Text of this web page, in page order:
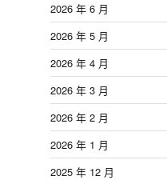
2026 年 6 月
2026 年 5 月
2026 年 4 月
2026 年 3 月
2026 年 2 月
2026 年 1 月
2025 年 12 月